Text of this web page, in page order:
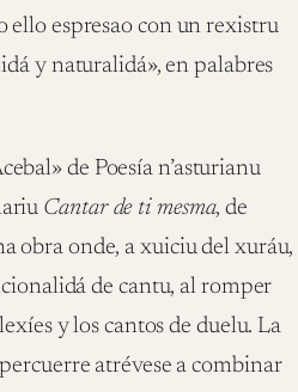
ello espresao con un rexistru
y naturalidá», en palabres
de Poesía n’asturianu
Cantar de ti mesma, de
obra onde, a xuiciu del xuráu,
de cantu, al romper
y los cantos de duelu. La
atrévese a combinar